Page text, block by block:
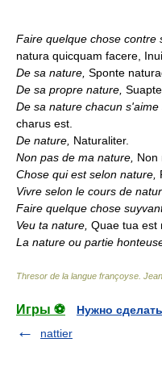
Faire quelque chose contre
natura quicquam facere,
De sa nature, Sponte
De sa propre nature,
De sa nature chacun s'aime
charus est.
De nature, Naturaliter.
Non pas de ma nature, Non
Chose qui est selon nature,
Vivre selon le cours de
Faire quelque chose
Veu ta nature, Quae tua est
La nature ou partie
Thresor de la langue françoyse
Игры ⚽
Нужно
nattier